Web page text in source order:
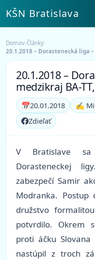
KŠN Bratislava
Domov›Články›
20.1.2018 – Dorastenecká liga
20.1.2018 –
medzikraj BA-
📅20.01.2018 ✍️
Zdieľať
V Bratislave
Dorasteneckej
zabezpečí Samir
Modranka.
družstvo
potvrdilo. Okrem
proti áčku
nastúpil z troch